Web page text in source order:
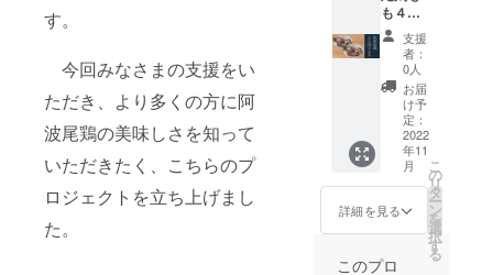
す。
今回みなさまの支援をい
ただき、より多くの方に阿
波尾鶏の美味しさを知って
いただきたく、こちらのプ
ロジェクトを立ち上げまし
た。
く、ト
リュ
フ、オ
ニオン
エキ
ス、オ
リーブ
塩漬
け、香
辛料／
（アミ
ノ酸
増粘剤
子胡椒
４０
ｇ】 ◆
商品
名：阿
波尾鶏
もも串
【原材
料名】
鶏もも
肉（徳
島県
ルギー
波尾鶏
むね正
肉 ５
００ｇ
×2袋】
◆商品
名：阿
波尾鶏
もも切
り身
【原材
料名】
島県
も４ｋ
ｇ 【阿
波尾鶏
もも切
り身
５００
ｇ×４
袋、阿
波尾鶏
もも正
肉 ５
００ｇ×
４袋】
◆商品
名：阿
支援
者：
0人
お届
け予
定：
2022
年11
月
詳細を見る
こ
の
リ
タ
ー
ン
を
選
択
す
る
このプロ